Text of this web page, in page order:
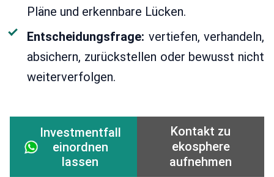
Pläne und erkennbare Lücken.
Entscheidungsfrage: vertiefen, verhandeln,
absichern, zurückstellen oder bewusst nicht
weiterverfolgen.
Investmentfall
einordnen
lassen
Kontakt zu
ekosphere
aufnehmen